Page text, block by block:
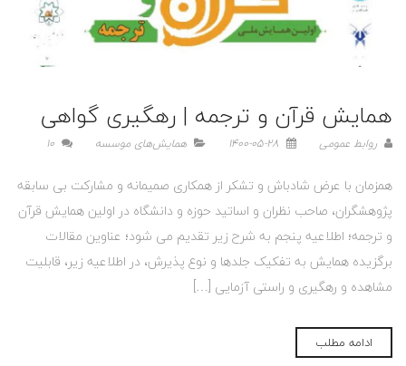
همایش قرآن و ترجمه | رهگیری گواهی
روابط عمومی همایش‌های موسسه
همزمان با عرض شادباش و تشکر از همکاری صمیمانه و مشارکت بی سابقه
پژوهشگران، صاحب نظران و اساتید حوزه و دانشگاه در اولین همایش قرآن
و ترجمه؛ اطلاعیه پنجم به شرح زیر تقدیم می شود؛ عناوین مقالات
برگزیده همایش به تفکیک جلدها و نوع پذیرش، در اطلاعیه زیر، قابلیت
مشاهده و رهگیری و راستی آزمایی […]
ادامه مطلب